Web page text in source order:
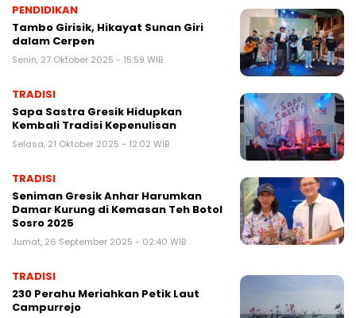
PENDIDIKAN
Tambo Girisik, Hikayat Sunan Giri
dalam Cerpen
Senin, 27 Oktober 2025 - 15:59 WIB
TRADISI
Sapa Sastra Gresik Hidupkan
Kembali Tradisi Kepenulisan
Selasa, 21 Oktober 2025 - 12:02 WIB
TRADISI
Seniman Gresik Anhar Harumkan
Damar Kurung di Kemasan Teh Botol
Sosro 2025
Jumat, 26 September 2025 - 02:40 WIB
TRADISI
230 Perahu Meriahkan Petik Laut
Campurrejo